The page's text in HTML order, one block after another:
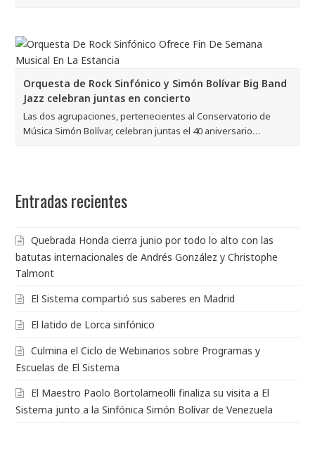
Orquesta de Rock Sinfónico y Simón Bolívar Big Band
Jazz celebran juntas en concierto
Las dos agrupaciones, pertenecientes al Conservatorio de
Música Simón Bolívar, celebran juntas el 40 aniversario…
Entradas recientes
Quebrada Honda cierra junio por todo lo alto con las
batutas internacionales de Andrés González y Christophe
Talmont
El Sistema compartió sus saberes en Madrid
El latido de Lorca sinfónico
Culmina el Ciclo de Webinarios sobre Programas y
Escuelas de El Sistema
El Maestro Paolo Bortolameolli finaliza su visita a El
Sistema junto a la Sinfónica Simón Bolívar de Venezuela